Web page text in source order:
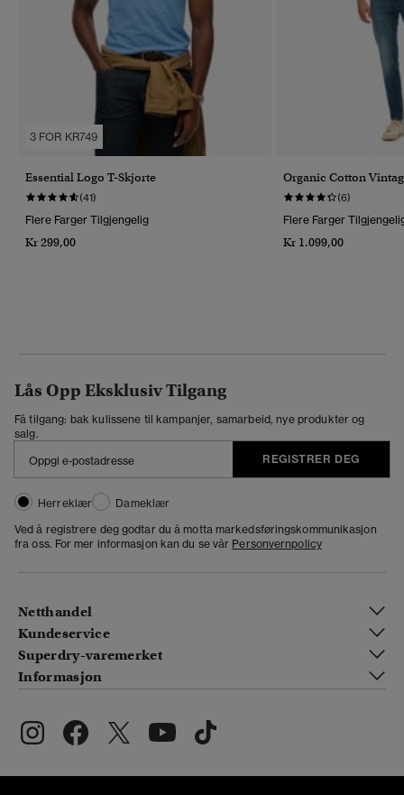
3 FOR KR749
Essential Logo T-Skjorte
(41)
Flere Farger Tilgjengelig
Kr 299,00
Organic Cotton
(6)
Flere Farger
Kr 1.099,00
Lås Opp Eksklusiv Tilgang
Få tilgang: bak kulissene til kampanjer, samarbeid, nye produkter og
salg.
REGISTRER DEG
Herreklær
Dameklær
Ved å registrere deg godtar du å motta markedsføringskommunikasjon
fra oss. For mer informasjon kan du se vår Personvernpolicy
Netthandel
Kundeservice
Superdry-varemerket
Informasjon